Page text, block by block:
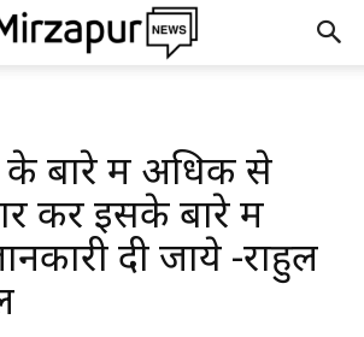
के बारे में अधिक से
कर इसके बारे में
दी जाये -राहुल